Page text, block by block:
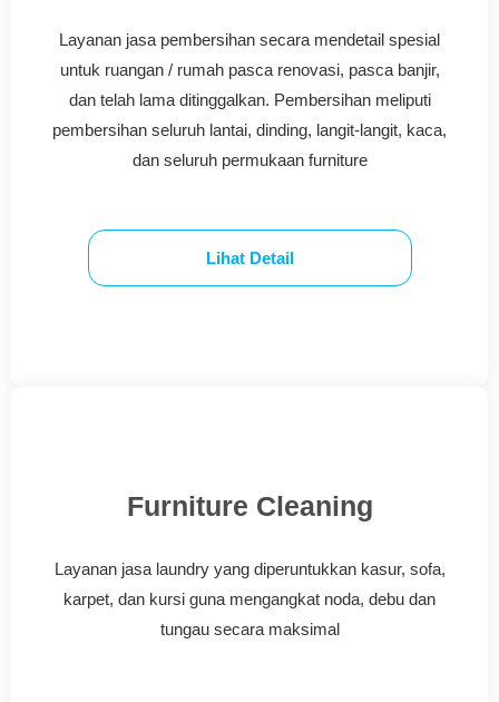
Layanan jasa pembersihan secara mendetail spesial
untuk ruangan / rumah pasca renovasi, pasca banjir,
dan telah lama ditinggalkan. Pembersihan meliputi
pembersihan seluruh lantai, dinding, langit-langit, kaca,
dan seluruh permukaan furniture
Lihat Detail
Furniture Cleaning
Layanan jasa laundry yang diperuntukkan kasur, sofa,
karpet, dan kursi guna mengangkat noda, debu dan
tungau secara maksimal